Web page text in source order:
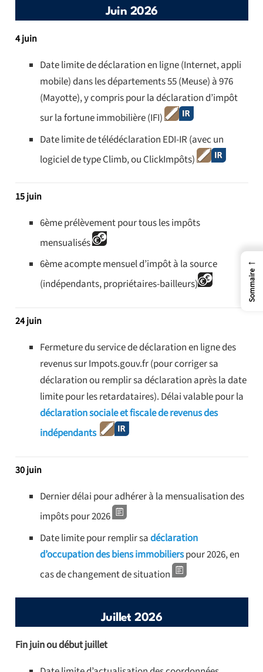
Juin 2026
4 juin
Date limite de déclaration en ligne (Internet, appli
mobile) dans les départements 55 (Meuse) à 976
(Mayotte), y compris pour la déclaration d’impôt
sur la fortune immobilière (IFI)
Date limite de télédéclaration EDI-IR (avec un
logiciel de type Climb, ou ClickImpôts)
15 juin
6ème prélèvement pour tous les impôts
mensualisés
6ème acompte mensuel d’impôt à la source
(indépendants, propriétaires-bailleurs)
24 juin
Fermeture du service de déclaration en ligne des
revenus sur Impots.gouv.fr (pour corriger sa
déclaration ou remplir sa déclaration après la date
limite pour les retardataires). Délai valable pour la
déclaration sociale et fiscale de revenus des
indépendants
30 juin
Dernier délai pour adhérer à la mensualisation des
impôts pour 2026
Date limite pour remplir sadéclaration
d’occupation des biens immobilierspour 2026, en
cas de changement de situation
Juillet 2026
Fin juin ou début juillet
←
Sommaire